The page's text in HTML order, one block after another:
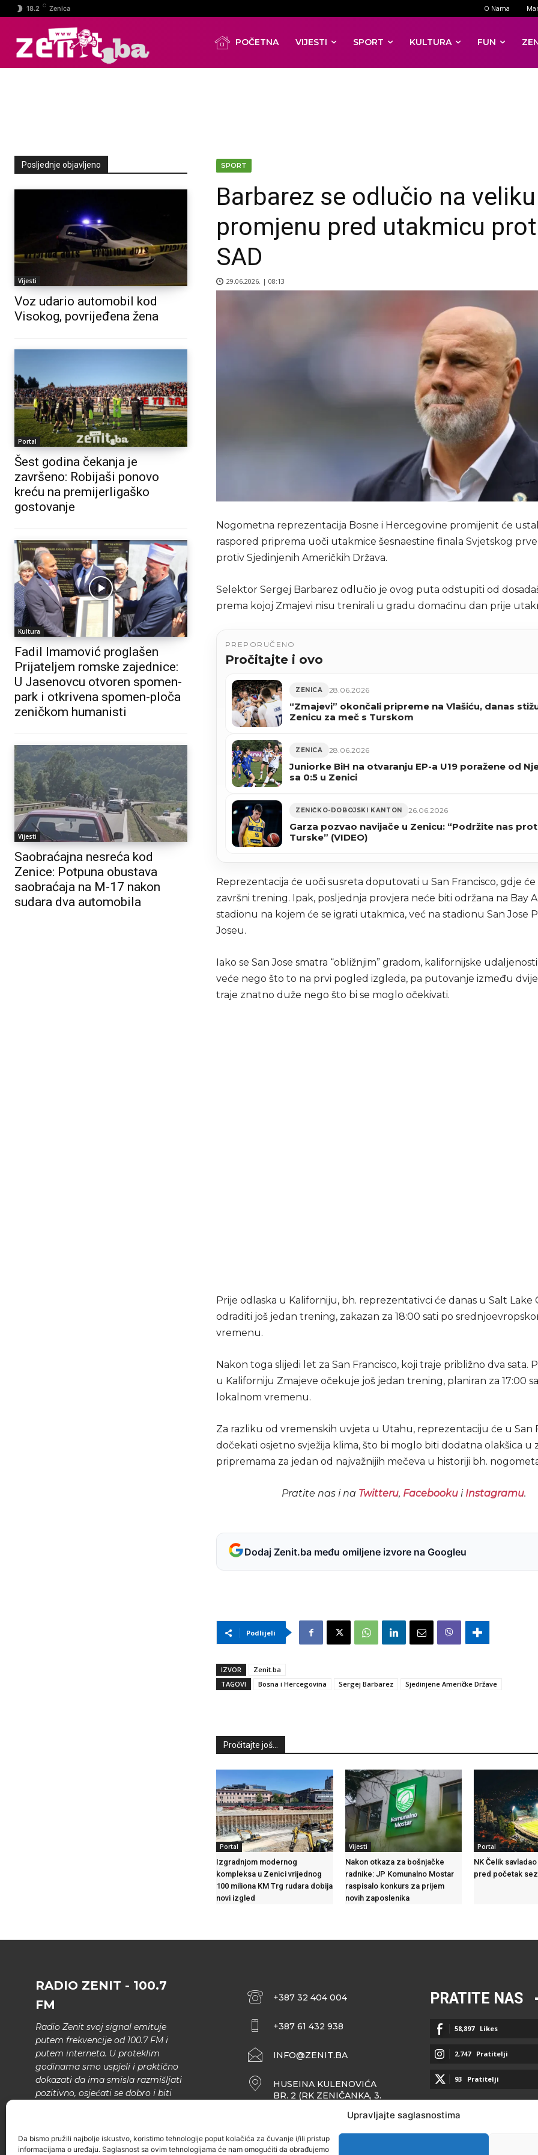
Upravljajte saglasnostima
Da bismo pružili najbolje iskustvo, koristimo tehnologije poput kolačića za čuvanje i/ili pristup
informacijama o uređaju. Saglasnost sa ovim tehnologijama će nam omogućiti da obrađujemo
18.2 C Zenica O Nama
POČETNA VIJESTI SPORT KULTURA FUN
Posljednje objavljeno
Vijesti
Voz udario automobil kod
Visokog, povrijeđena žena
Portal
Šest godina čekanja je
završeno: Robijaši ponovo
kreću na premijerligaško
gostovanje
Kultura
Fadil Imamović proglašen
Prijateljem romske zajednice:
U Jasenovcu otvoren spomen-
park i otkrivena spomen-ploča
zeničkom humanisti
Vijesti
Saobraćajna nesreća kod
Zenice: Potpuna obustava
saobraćaja na M-17 nakon
sudara dva automobila
SPORT
Barbarez se odlučio na veliku
promjenu pred utakmicu
SAD
29.06.2026. | 08:13
Nogometna reprezentacija Bosne i Hercegovine promijenit će
raspored priprema uoči utakmice šesnaestine finala Svjetskog
protiv Sjedinjenih Američkih Država.
Selektor Sergej Barbarez odlučio je ovog puta odstupiti od
prema kojoj Zmajevi nisu trenirali u gradu domaćinu dan prije
PREPORUČENO
Pročitajte i ovo
ZENICA 28.06.2026
“Zmajevi” okončali pripreme na Vlašiću, danas
Zenicu za meč s Turskom
ZENICA 28.06.2026
Juniorke BiH na otvaranju EP-a U19 poražene od
sa 0:5 u Zenici
ZENIČKO-DOBOJSKI KANTON 26.06.2026
Garza pozvao navijače u Zenicu: “Podržite nas
Turske” (VIDEO)
Reprezentacija će uoči susreta doputovati u San Francisco, gdje će
završni trening. Ipak, posljednja provjera neće biti održana na Bay
stadionu na kojem će se igrati utakmica, već na stadionu San Jose
Joseu.
Iako se San Jose smatra “obližnjim” gradom, kalifornijske
veće nego što to na prvi pogled izgleda, pa putovanje između
traje znatno duže nego što bi se moglo očekivati.
Prije odlaska u Kaliforniju, bh. reprezentativci će danas u Salt Lake
odraditi još jedan trening, zakazan za 18:00 sati po
vremenu.
Nakon toga slijedi let za San Francisco, koji traje približno dva sata.
u Kaliforniju Zmajeve očekuje još jedan trening, planiran za 17:00
lokalnom vremenu.
Za razliku od vremenskih uvjeta u Utahu, reprezentaciju će u San
dočekati osjetno svježija klima, što bi moglo biti dodatna olakšica u
pripremama za jedan od najvažnijih mečeva u historiji bh.
Pratite nas i na Twitteru, Facebookui Instagramu.
Dodaj Zenit.ba među omiljene izvore na Googleu
Podlijeli
IZVOR
Zenit.ba
TAGOVI
Bosna i Hercegovina Sergej Barbarez Sjedinjene Američke Države
Pročitajte još...
Portal
Izgradnjom modernog
kompleksa u Zenici vrijednog
100 miliona KM Trg rudara dobija
novi izgled
Vijesti
Nakon otkaza za bošnjačke
radnike: JP Komunalno Mostar
raspisalo konkurs za prijem
novih zaposlenika
Portal
NK Čelik savladao
pred početak
RADIO ZENIT - 100.7
FM
Radio Zenit svoj signal emituje
putem frekvencije od 100.7 FM i
putem interneta. U proteklim
godinama smo uspjeli i praktično
dokazati da ima smisla razmišljati
pozitivno, osjećati se dobro i biti
narodne muzike..
+387 32 404 004
+387 61 432 938
INFO@ZENIT.BA
HUSEINA KULENOVIĆA
BR. 2 (RK ZENIČANKA, 3.
PRATITE NAS
58,897 Likes
2,747 Pratitelji
93 Pratitelji